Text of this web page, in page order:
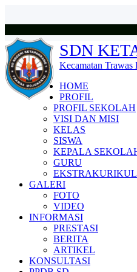
SDN
Kecamatan
HOME
PROFIL
PROFIL SEKOLAH
VISI DAN MISI
KELAS
SISWA
KEPALA
GURU
GALERI
FOTO
VIDEO
INFORMASI
PRESTASI
BERITA
ARTIKEL
KONSULTASI